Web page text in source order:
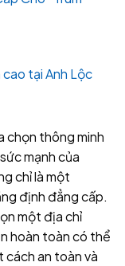
cao tại Anh Lộc
chọn thông minh
mạnh của
chỉ là một
định đẳng cấp.
một địa chỉ
hoàn toàn có thể
cách an toàn và